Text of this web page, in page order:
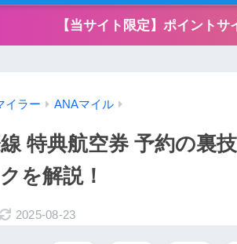
【当サイト限定】ポイント
イラー ANAマイル
特典航空券 予約の裏
を解説！
2025-08-23